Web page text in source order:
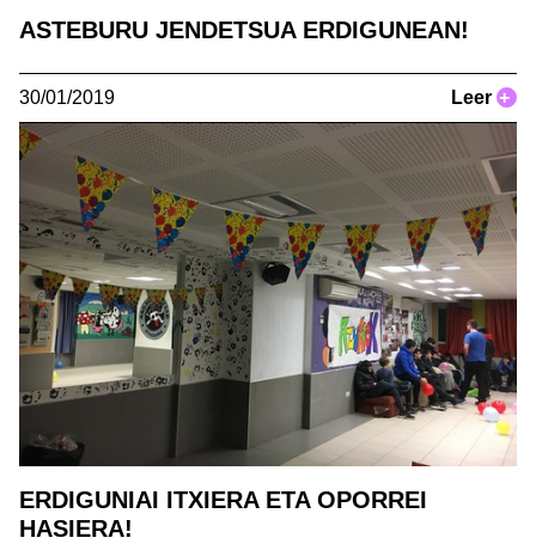
ASTEBURU JENDETSUA ERDIGUNEAN!
30/01/2019 Leer +
ERDIGUNIAI ITXIERA ETA OPORREI
HASIERA!